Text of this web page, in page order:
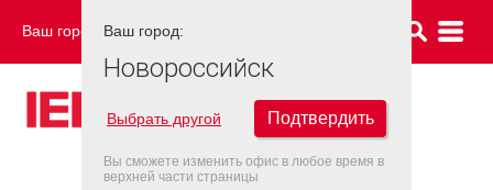
Ваш город: НОВОРОССИЙСК
Ваш город:
Новороссийск
Выбрать другой Подтвердить
Вы сможете изменить офис в любое время в
верхней части страницы